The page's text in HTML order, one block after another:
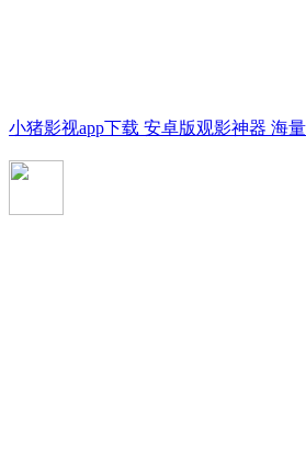
小猪影视app下载 安卓版观影神器 海